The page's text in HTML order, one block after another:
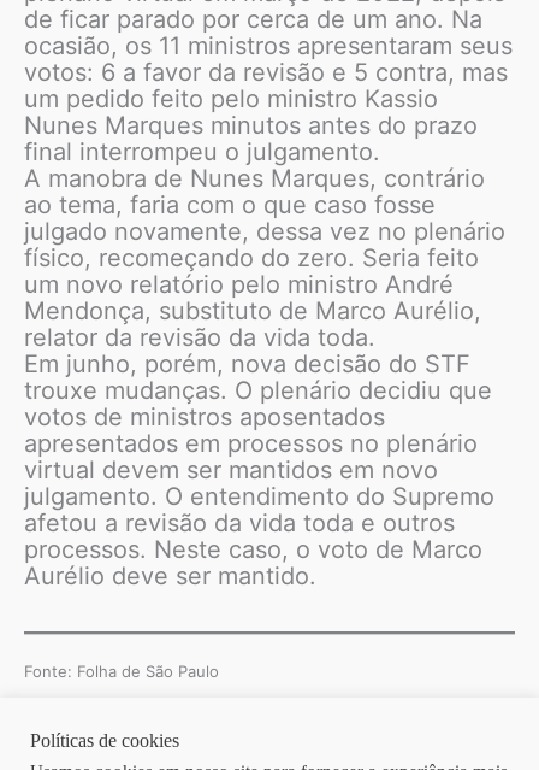
de ficar parado por cerca de um ano. Na
ocasião, os 11 ministros apresentaram seus
votos: 6 a favor da revisão e 5 contra, mas
um pedido feito pelo ministro Kassio
Nunes Marques minutos antes do prazo
final interrompeu o julgamento.
A manobra de Nunes Marques, contrário
ao tema, faria com o que caso fosse
julgado novamente, dessa vez no plenário
físico, recomeçando do zero. Seria feito
um novo relatório pelo ministro André
Mendonça, substituto de Marco Aurélio,
relator da revisão da vida toda.
Em junho, porém, nova decisão do STF
trouxe mudanças. O plenário decidiu que
votos de ministros aposentados
apresentados em processos no plenário
virtual devem ser mantidos em novo
julgamento. O entendimento do Supremo
afetou a revisão da vida toda e outros
processos. Neste caso, o voto de Marco
Aurélio deve ser mantido.
Fonte: Folha de São Paulo
Copyright © 2026 | Homero Costa Advogados
Políticas de cookies